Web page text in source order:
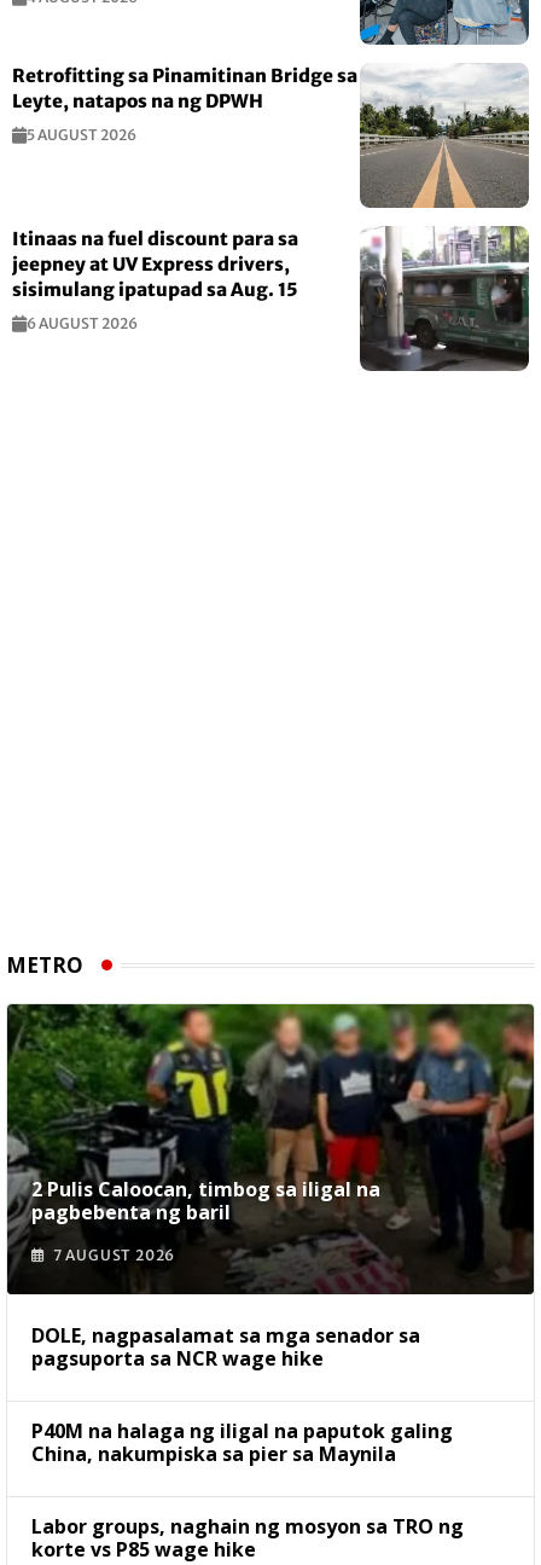
Retrofitting sa Pinamitinan Bridge sa
Leyte, natapos na ng DPWH
5 AUGUST 2026
Itinaas na fuel discount para sa
jeepney at UV Express drivers,
sisimulang ipatupad sa Aug. 15
6 AUGUST 2026
METRO
2 Pulis Caloocan, timbog sa iligal na
pagbebenta ng baril
7 AUGUST 2026
DOLE, nagpasalamat sa mga senador sa
pagsuporta sa NCR wage hike
P40M na halaga ng iligal na paputok galing
China, nakumpiska sa pier sa Maynila
Labor groups, naghain ng mosyon sa TRO ng
korte vs P85 wage hike